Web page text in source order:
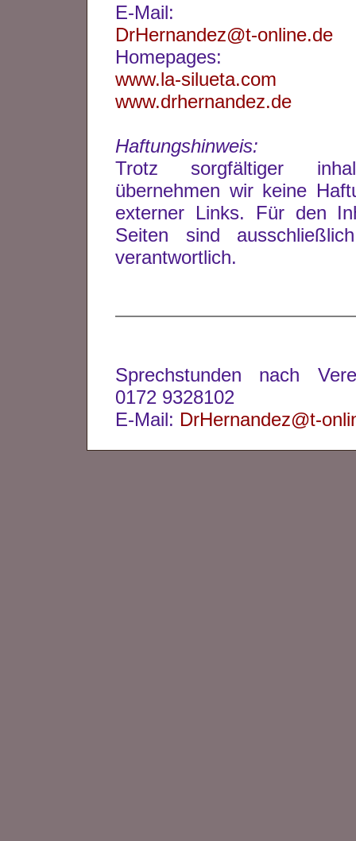
E-Mail:
DrHernandez@t-online.de
Homepages:
www.la-silueta.com
www.drhernandez.de
Haftungshinweis:
Trotz sorgfältiger
übernehmen wir keine
externer Links. Für den
Seiten sind
verantwortlich.
Sprechstunden nach
0172 9328102
E-Mail: DrHernandez@t-